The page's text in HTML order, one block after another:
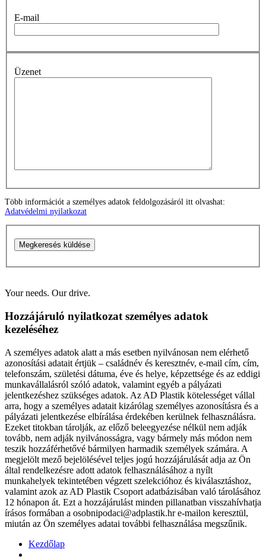
E-mail
Üzenet
Több információt a személyes adatok feldolgozásáról itt olvashat:
Adatvédelmi nyilatkozat
Megkeresés küldése
Your needs. Our drive.
Hozzájáruló nyilatkozat személyes adatok
kezeléséhez
A személyes adatok alatt a más esetben nyilvánosan nem elérhető
azonosítási adatait értjük – családnév és keresztnév, e-mail cím, cím,
telefonszám, születési dátuma, éve és helye, képzettsége és az eddigi
munkavállalásról szóló adatok, valamint egyéb a pályázati
jelentkezéshez szükséges adatok. Az AD Plastik kötelességet vállal
arra, hogy a személyes adatait kizárólag személyes azonosításra és a
pályázati jelentkezése elbírálása érdekében kerülnek felhasználásra.
Ezeket titokban tárolják, az előző beleegyezése nélkül nem adják
tovább, nem adják nyilvánosságra, vagy bármely más módon nem
teszik hozzáférhetővé bármilyen harmadik személyek számára. A
megjelölt mező bejelölésével teljes jogú hozzájárulását adja az Ön
által rendelkezésre adott adatok felhasználásához a nyílt
munkahelyek tekintetében végzett szelekcióhoz és kiválasztáshoz,
valamint azok az AD Plastik Csoport adatbázisában való tárolásához
12 hónapon át. Ezt a hozzájárulást minden pillanatban visszahívhatja
írásos formában a osobnipodaci@adplastik.hr e-mailon keresztül,
miután az Ön személyes adatai további felhasználása megszűnik.
Kezdőlap